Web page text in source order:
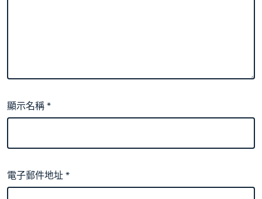
顯示名稱*
電子郵件地址*